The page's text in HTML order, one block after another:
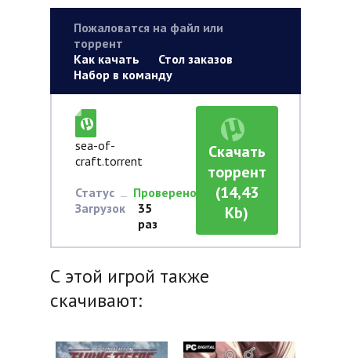
Пожаловатся на файл или
торрент
Как качать
Стол заказов
Набор в команду
sea-of-
craft.torrent
Статус
Проверено
Загрузок
35
раз
Скачать
торрент
(14,43
Kb)
С этой игрой также
скачивают: